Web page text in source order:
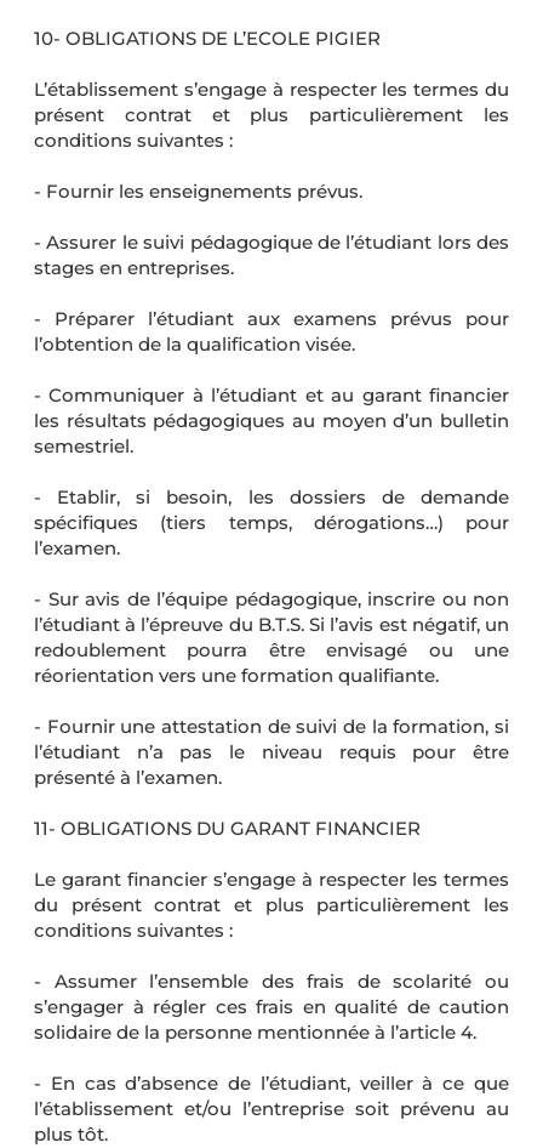
10- OBLIGATIONS DE L’ECOLE PIGIER
L’établissement s’engage à respecter les termes du
présent contrat et plus particulièrement les
conditions suivantes :
- Fournir les enseignements prévus.
- Assurer le suivi pédagogique de l’étudiant lors des
stages en entreprises.
- Préparer l’étudiant aux examens prévus pour
l’obtention de la qualification visée.
- Communiquer à l’étudiant et au garant financier
les résultats pédagogiques au moyen d’un bulletin
semestriel.
- Etablir, si besoin, les dossiers de demande
spécifiques (tiers temps, dérogations…) pour
l’examen.
- Sur avis de l’équipe pédagogique, inscrire ou non
l’étudiant à l’épreuve du B.T.S. Si l’avis est négatif, un
redoublement pourra être envisagé ou une
réorientation vers une formation qualifiante.
- Fournir une attestation de suivi de la formation, si
l’étudiant n’a pas le niveau requis pour être
présenté à l’examen.
11- OBLIGATIONS DU GARANT FINANCIER
Le garant financier s’engage à respecter les termes
du présent contrat et plus particulièrement les
conditions suivantes :
- Assumer l’ensemble des frais de scolarité ou
s’engager à régler ces frais en qualité de caution
solidaire de la personne mentionnée à l’article 4.
- En cas d’absence de l’étudiant, veiller à ce que
l’établissement et/ou l’entreprise soit prévenu au
plus tôt.